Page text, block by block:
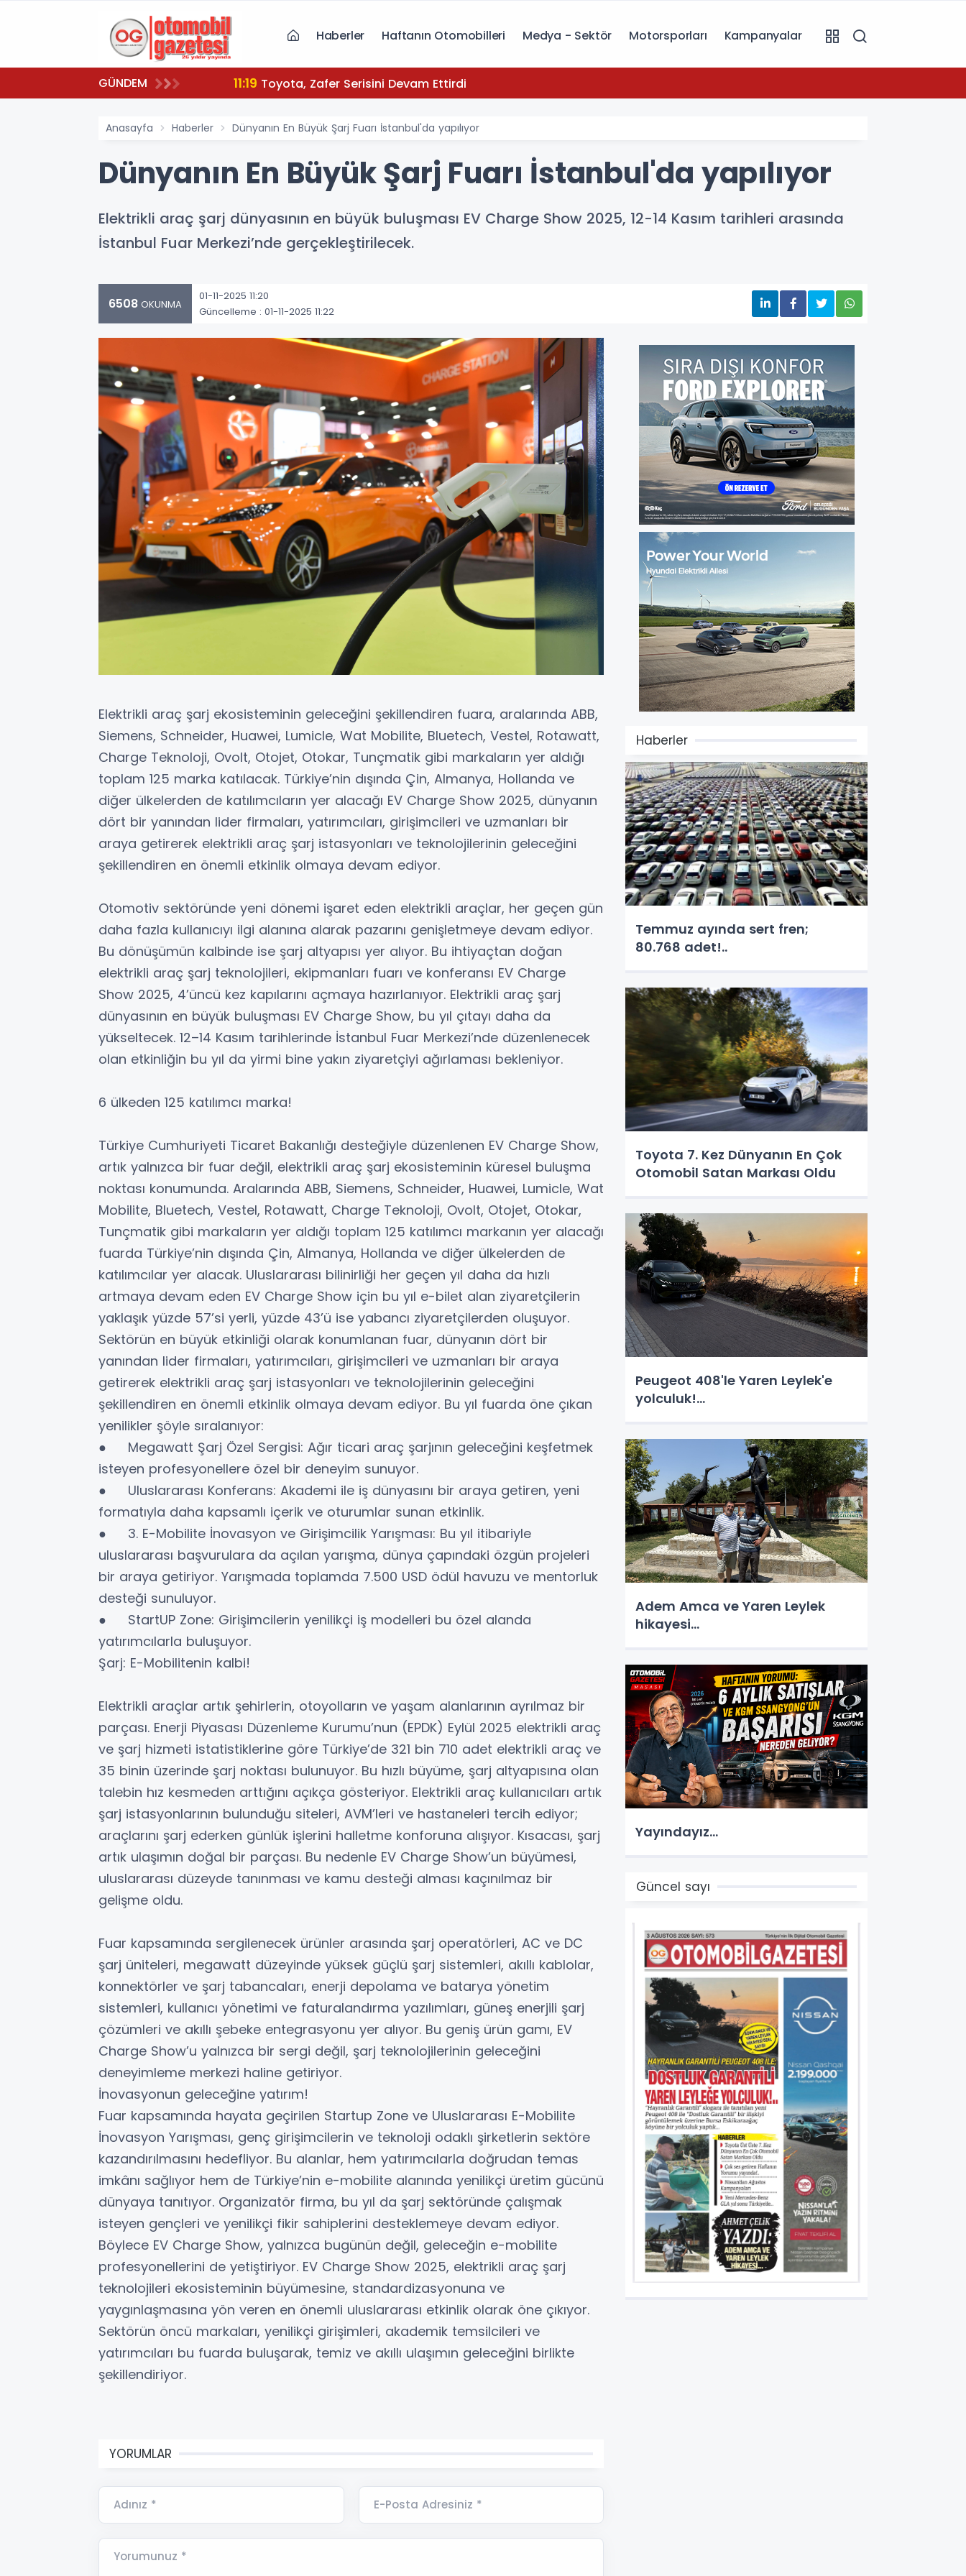
Haberler Haftanın Otomobilleri Medya - Sektör Motorsporları Kampanyalar
GÜNDEM 11:19 Toyota, Zafer Serisini Devam Ettirdi
Anasayfa Haberler Dünyanın En Büyük Şarj Fuarı İstanbul'da yapılıyor
Dünyanın En Büyük Şarj Fuarı İstanbul'da yapılıyor
Elektrikli araç şarj dünyasının en büyük buluşması EV Charge Show 2025, 12-14 Kasım tarihleri arasında
İstanbul Fuar Merkezi’nde gerçekleştirilecek.
6508 OKUNMA
01-11-2025 11:20
Güncelleme : 01-11-2025 11:22
Elektrikli araç şarj ekosisteminin geleceğini şekillendiren fuara, aralarında ABB,
Siemens, Schneider, Huawei, Lumicle, Wat Mobilite, Bluetech, Vestel, Rotawatt,
Charge Teknoloji, Ovolt, Otojet, Otokar, Tunçmatik gibi markaların yer aldığı
toplam 125 marka katılacak. Türkiye’nin dışında Çin, Almanya, Hollanda ve
diğer ülkelerden de katılımcıların yer alacağı EV Charge Show 2025, dünyanın
dört bir yanından lider firmaları, yatırımcıları, girişimcileri ve uzmanları bir
araya getirerek elektrikli araç şarj istasyonları ve teknolojilerinin geleceğini
şekillendiren en önemli etkinlik olmaya devam ediyor.
Otomotiv sektöründe yeni dönemi işaret eden elektrikli araçlar, her geçen gün
daha fazla kullanıcıyı ilgi alanına alarak pazarını genişletmeye devam ediyor.
Bu dönüşümün kalbinde ise şarj altyapısı yer alıyor. Bu ihtiyaçtan doğan
elektrikli araç şarj teknolojileri, ekipmanları fuarı ve konferansı EV Charge
Show 2025, 4’üncü kez kapılarını açmaya hazırlanıyor. Elektrikli araç şarj
dünyasının en büyük buluşması EV Charge Show, bu yıl çıtayı daha da
yükseltecek. 12–14 Kasım tarihlerinde İstanbul Fuar Merkezi’nde düzenlenecek
olan etkinliğin bu yıl da yirmi bine yakın ziyaretçiyi ağırlaması bekleniyor.
6 ülkeden 125 katılımcı marka!
Türkiye Cumhuriyeti Ticaret Bakanlığı desteğiyle düzenlenen EV Charge Show,
artık yalnızca bir fuar değil, elektrikli araç şarj ekosisteminin küresel buluşma
noktası konumunda. Aralarında ABB, Siemens, Schneider, Huawei, Lumicle, Wat
Mobilite, Bluetech, Vestel, Rotawatt, Charge Teknoloji, Ovolt, Otojet, Otokar,
Tunçmatik gibi markaların yer aldığı toplam 125 katılımcı markanın yer alacağı
fuarda Türkiye’nin dışında Çin, Almanya, Hollanda ve diğer ülkelerden de
katılımcılar yer alacak. Uluslararası bilinirliği her geçen yıl daha da hızlı
artmaya devam eden EV Charge Show için bu yıl e-bilet alan ziyaretçilerin
yaklaşık yüzde 57’si yerli, yüzde 43’ü ise yabancı ziyaretçilerden oluşuyor.
Sektörün en büyük etkinliği olarak konumlanan fuar, dünyanın dört bir
yanından lider firmaları, yatırımcıları, girişimcileri ve uzmanları bir araya
getirerek elektrikli araç şarj istasyonları ve teknolojilerinin geleceğini
şekillendiren en önemli etkinlik olmaya devam ediyor. Bu yıl fuarda öne çıkan
yenilikler şöyle sıralanıyor:
● Megawatt Şarj Özel Sergisi: Ağır ticari araç şarjının geleceğini keşfetmek
isteyen profesyonellere özel bir deneyim sunuyor.
● Uluslararası Konferans: Akademi ile iş dünyasını bir araya getiren, yeni
formatıyla daha kapsamlı içerik ve oturumlar sunan etkinlik.
● 3. E-Mobilite İnovasyon ve Girişimcilik Yarışması: Bu yıl itibariyle
uluslararası başvurulara da açılan yarışma, dünya çapındaki özgün projeleri
bir araya getiriyor. Yarışmada toplamda 7.500 USD ödül havuzu ve mentorluk
desteği sunuluyor.
● StartUP Zone: Girişimcilerin yenilikçi iş modelleri bu özel alanda
yatırımcılarla buluşuyor.
Şarj: E-Mobilitenin kalbi!
Elektrikli araçlar artık şehirlerin, otoyolların ve yaşam alanlarının ayrılmaz bir
parçası. Enerji Piyasası Düzenleme Kurumu’nun (EPDK) Eylül 2025 elektrikli araç
ve şarj hizmeti istatistiklerine göre Türkiye’de 321 bin 710 adet elektrikli araç ve
35 binin üzerinde şarj noktası bulunuyor. Bu hızlı büyüme, şarj altyapısına olan
talebin hız kesmeden arttığını açıkça gösteriyor. Elektrikli araç kullanıcıları artık
şarj istasyonlarının bulunduğu siteleri, AVM’leri ve hastaneleri tercih ediyor;
araçlarını şarj ederken günlük işlerini halletme konforuna alışıyor. Kısacası, şarj
artık ulaşımın doğal bir parçası. Bu nedenle EV Charge Show’un büyümesi,
uluslararası düzeyde tanınması ve kamu desteği alması kaçınılmaz bir
gelişme oldu.
Fuar kapsamında sergilenecek ürünler arasında şarj operatörleri, AC ve DC
şarj üniteleri, megawatt düzeyinde yüksek güçlü şarj sistemleri, akıllı kablolar,
konnektörler ve şarj tabancaları, enerji depolama ve batarya yönetim
sistemleri, kullanıcı yönetimi ve faturalandırma yazılımları, güneş enerjili şarj
çözümleri ve akıllı şebeke entegrasyonu yer alıyor. Bu geniş ürün gamı, EV
Charge Show’u yalnızca bir sergi değil, şarj teknolojilerinin geleceğini
deneyimleme merkezi haline getiriyor.
İnovasyonun geleceğine yatırım!
Fuar kapsamında hayata geçirilen Startup Zone ve Uluslararası E-Mobilite
İnovasyon Yarışması, genç girişimcilerin ve teknoloji odaklı şirketlerin sektöre
kazandırılmasını hedefliyor. Bu alanlar, hem yatırımcılarla doğrudan temas
imkânı sağlıyor hem de Türkiye’nin e-mobilite alanında yenilikçi üretim gücünü
dünyaya tanıtıyor. Organizatör firma, bu yıl da şarj sektöründe çalışmak
isteyen gençleri ve yenilikçi fikir sahiplerini desteklemeye devam ediyor.
Böylece EV Charge Show, yalnızca bugünün değil, geleceğin e-mobilite
profesyonellerini de yetiştiriyor. EV Charge Show 2025, elektrikli araç şarj
teknolojileri ekosisteminin büyümesine, standardizasyonuna ve
yaygınlaşmasına yön veren en önemli uluslararası etkinlik olarak öne çıkıyor.
Sektörün öncü markaları, yenilikçi girişimleri, akademik temsilcileri ve
yatırımcıları bu fuarda buluşarak, temiz ve akıllı ulaşımın geleceğini birlikte
şekillendiriyor.
YORUMLAR
Adınız * E-Posta Adresiniz *
Yorumunuz *
Haberler
Temmuz ayında sert fren;
80.768 adet!..
Toyota 7. Kez Dünyanın En Çok
Otomobil Satan Markası Oldu
Peugeot 408'le Yaren Leylek'e
yolculuk!...
Adem Amca ve Yaren Leylek
hikayesi...
Yayındayız...
Güncel sayı